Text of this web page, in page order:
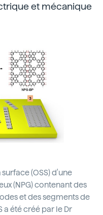
et mécanique
(OSS) d'une
(NPG) contenant des
et des segments de
a été créé par le Dr